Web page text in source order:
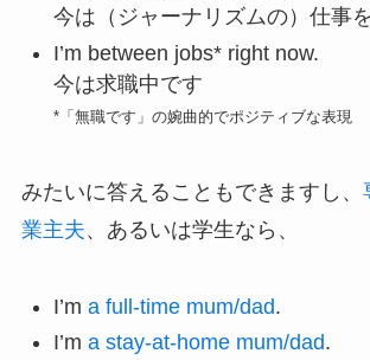
今は（ジャーナリズムの）仕事
I’m between jobs* right now.
今は求職中です
*「無職です」の婉曲的でポジティブな表現
みたいに答えることもできますし、
業主夫、あるいは学生なら、
I’m a full-time mum/dad.
I’m a stay-at-home mum/dad.